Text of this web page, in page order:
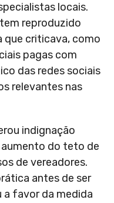
locais.
reproduzido
criticava, como
pagas com
das redes sociais
relevantes nas
indignação
do teto de
de vereadores.
antes de ser
a favor da medida